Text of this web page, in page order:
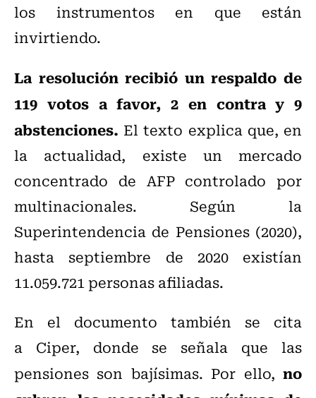
los instrumentos en que están
invirtiendo.
La resolución recibió un respaldo de
119 votos a favor, 2 en contra y 9
abstenciones. El texto explica que, en
la actualidad, existe un mercado
concentrado de AFP controlado por
multinacionales. Según la
Superintendencia de Pensiones (2020),
hasta septiembre de 2020 existían
11.059.721 personas afiliadas.
En el documento también se cita
a Ciper, donde se señala que las
pensiones son bajísimas. Por ello, no